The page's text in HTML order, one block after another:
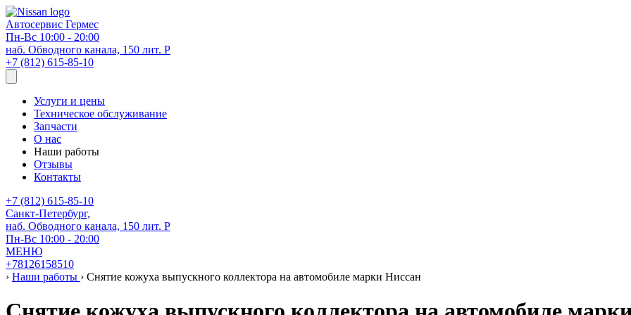
Автосервис Гермес
Пн-Вс 10:00 - 20:00
наб. Обводного канала, 150 лит. Р
+7 (812) 615-85-10
Услуги и цены
Техническое обслуживание
Запчасти
О нас
Наши работы
Отзывы
Контакты
+7 (812) 615-85-10
Санкт-Петербург,
наб. Обводного канала, 150 лит. Р
Пн-Вс 10:00 - 20:00
МЕНЮ
+78126158510
› Наши работы › Снятие кожуха выпускного коллектора на автомобиле марки Ниссан